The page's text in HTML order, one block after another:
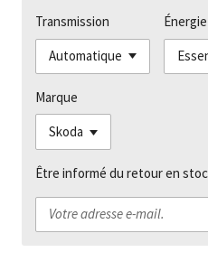
Transmission Énergie
Marque
Être informé du retour en